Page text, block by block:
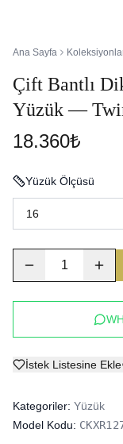
Ana Sayfa
Çift Bantlı
Yüzük —
18.360₺
Yüzük Ölçüsü
1
İstek Listesine Ekle
Kategoriler: Yüzük
Model Kodu: